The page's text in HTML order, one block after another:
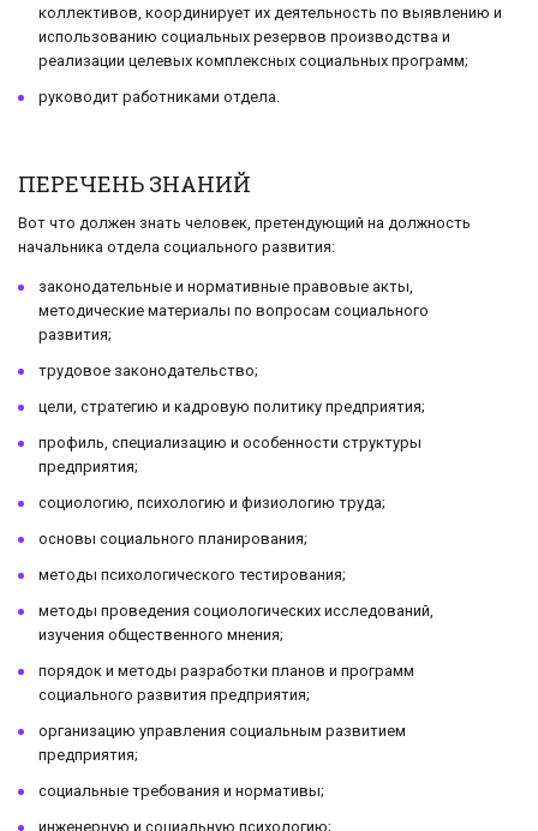
коллективов, координирует их деятельность по выявлению и
использованию социальных резервов производства и
реализации целевых комплексных социальных программ;
руководит работниками отдела.
ПЕРЕЧЕНЬ ЗНАНИЙ
Вот что должен знать человек, претендующий на должность
начальника отдела социального развития:
законодательные и нормативные правовые акты,
методические материалы по вопросам социального
развития;
трудовое законодательство;
цели, стратегию и кадровую политику предприятия;
профиль, специализацию и особенности структуры
предприятия;
социологию, психологию и физиологию труда;
основы социального планирования;
методы психологического тестирования;
методы проведения социологических исследований,
изучения общественного мнения;
порядок и методы разработки планов и программ
социального развития предприятия;
организацию управления социальным развитием
предприятия;
социальные требования и нормативы;
инженерную и социальную психологию;